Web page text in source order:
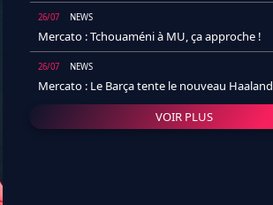
26/07 NEWS
Mercato : Tchouaméni à MU, ça approche !
26/07 NEWS
Mercato : Le Barça tente le nouveau Haaland
VOIR PLUS